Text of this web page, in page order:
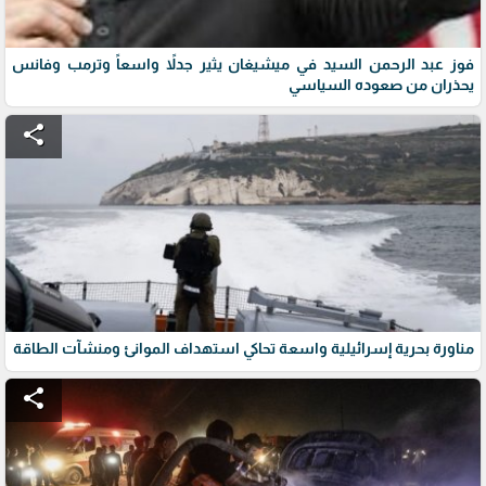
فوز عبد الرحمن السيد في ميشيغان يثير جدلاً واسعاً وترمب وفانس
يحذران من صعوده السياسي
share
مناورة بحرية إسرائيلية واسعة تحاكي استهداف الموانئ ومنشآت الطاقة
share